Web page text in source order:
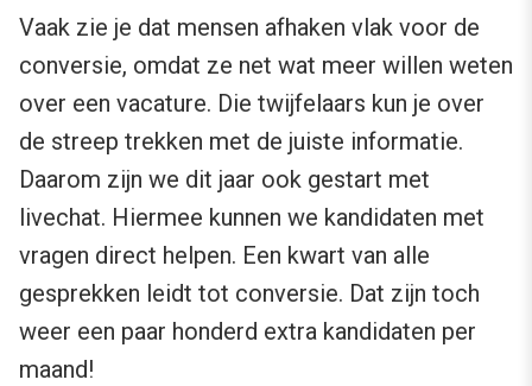
Vaak zie je dat mensen afhaken vlak voor de
conversie, omdat ze net wat meer willen weten
over een vacature. Die twijfelaars kun je over
de streep trekken met de juiste informatie.
Daarom zijn we dit jaar ook gestart met
livechat. Hiermee kunnen we kandidaten met
vragen direct helpen. Een kwart van alle
gesprekken leidt tot conversie. Dat zijn toch
weer een paar honderd extra kandidaten per
maand!